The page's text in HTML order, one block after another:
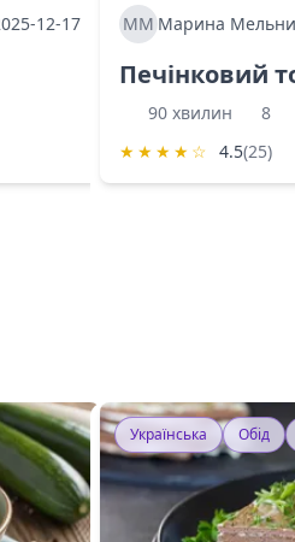
12-17 МММарина
Печінковий
90 хвилин
8
★ ★ ★ ★ ☆ 4.5(25)
Українська Обід